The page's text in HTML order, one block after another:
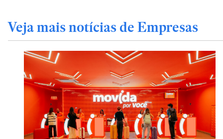
Veja mais notícias de Empresas